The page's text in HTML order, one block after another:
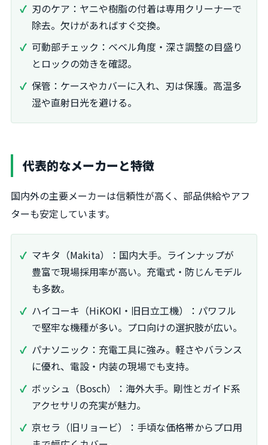
刃のケア：ヤニや樹脂の付着は専用クリーナーで
除去。欠けがあればすぐ交換。
可動部チェック：ベベル角度・深さ調整の目盛り
とロックの効きを確認。
保管：ケースやカバーに入れ、刃は保護。高温多
湿や直射日光を避ける。
代表的なメーカーと特徴
国内外の主要メーカーは信頼性が高く、部品供給やアフ
ターも安定しています。
マキタ（Makita）：国内大手。ラインナップが
豊富で現場採用率が高い。充電式・防じんモデル
も多数。
ハイコーキ（HiKOKI・旧日立工機）：パワフル
で堅牢な機種が多い。プロ向けの選択肢が広い。
パナソニック：充電工具に強み。軽さやバランス
に優れ、電設・内装の現場でも支持。
ボッシュ（Bosch）：海外大手。剛性とガイド系
アクセサリの充実が魅力。
京セラ（旧リョービ）：手頃な価格帯からプロ用